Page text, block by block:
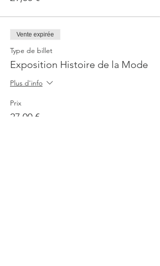
Vente expirée
Type de billet
Exposition Histoire de la Mode
Plus d'info
Prix
27,00 €